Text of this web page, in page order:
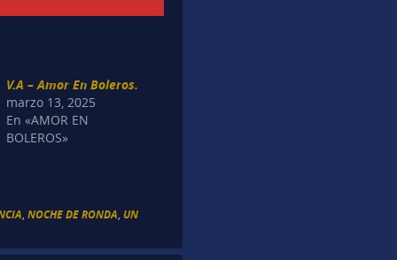
V.A – Amor En Boleros.
marzo 13, 2025
En «AMOR EN
BOLEROS»
,NOCHE DE RONDA UN